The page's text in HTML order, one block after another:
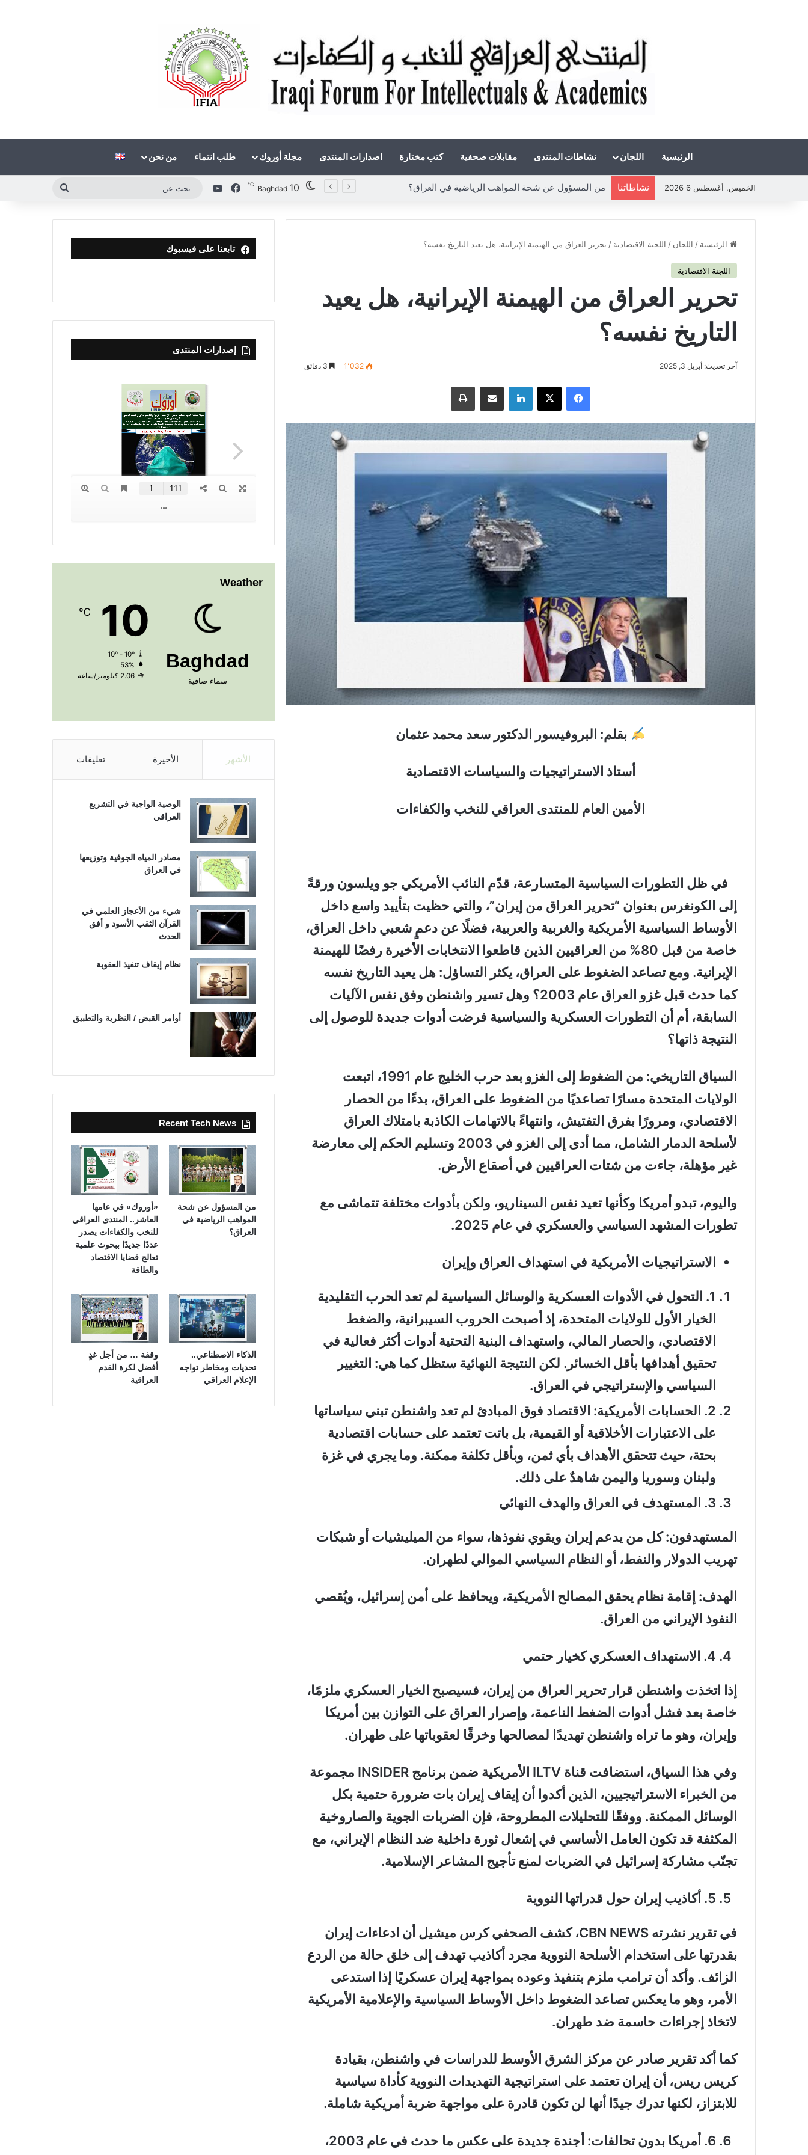
الرئيسية اللجان نشاطات المنتدى مقابلات صحفية كتب مختارة اصدارات المنتدى مجلة أوروك طلب انتماء من نحن
الخميس, أغسطس 6 2026 نشاطاتنا Baghdad 10
℃ فيسبوك‫YouTube
الرئيسية / اللجان / اللجنة الاقتصادية / تحرير العراق من الهيمنة الإيرانية، هل يعيد التاريخ نفسه؟
اللجنة الاقتصادية
تحرير العراق من الهيمنة الإيرانية، هل يعيد
التاريخ نفسه؟
آخر تحديث: أبريل 3, 2025 1٬032
فيسبوك لينكدإن
بقلم: البروفيسور الدكتور سعد محمد عثمان
أستاذ الاستراتيجيات والسياسات الاقتصادية
المين العام للمنتدى العراقي للنخب والكفاءات
في ظل التطورات السياسية المتسارعة، قدّم النائب الأمريكي جو ويلسون ورقةً
إلى الكونغرس بعنوان “تحرير العراق من إيران”، والتي حظيت بتأييد واسع داخل
الأوساط السياسية الأمريكية والغربية والعربية، فضلًا عن دعمٍ شعبي داخل العراق،
خاصة من قبل 80% من العراقيين الذين قاطعوا الانتخابات الأخيرة رفضًا للهيمنة
الإيرانية. ومع تصاعد الضغوط على العراق، يكثر التساؤل: هل يعيد التاريخ نفسه
كما حدث قبل غزو العراق عام 2003؟ وهل تسير واشنطن وفق نفس الآليات
السابقة، أم أن التطورات العسكرية والسياسية فرضت أدوات جديدة للوصول إلى
النتيجة ذاتها؟
السياق التاريخي: من الضغوط إلى الغزو بعد حرب الخليج عام 1991، اتبعت
الولايات المتحدة مسارًا تصاعديًا من الضغوط على العراق، بدءًا من الحصار
الاقتصادي، ومرورًا بفرق التفتيش، وانتهاءً بالاتهامات الكاذبة بامتلاك العراق
لأسلحة الدمار الشامل، مما أدى إلى الغزو في 2003 وتسليم الحكم إلى معارضة
غير مؤهلة، جاءت من شتات العراقيين في أصقاع الأرض.
واليوم، تبدو أمريكا وكأنها تعيد نفس السيناريو، ولكن بأدوات مختلفة تتماشى مع
تطورات المشهد السياسي والعسكري في عام 2025
.
الاستراتيجيات الأمريكية في استهداف العراق وإيران
1
. التحول في الأدوات العسكرية والوسائل السياسية لم تعد الحرب التقليدية
الخيار الأول للولايات المتحدة، إذ أصبحت الحروب السيبرانية، والضغط
الاقتصادي، والحصار المالي، واستهداف البنية التحتية أدوات أكثر فعالية في
تحقيق أهدافها بأقل الخسائر. لكن النتيجة النهائية ستظل كما هي: التغيير
السياسي والإستراتيجي في العراق.
2
. الحسابات الأمريكية: الاقتصاد فوق المبادئ لم تعد واشنطن تبني سياساتها
على الاعتبارات الأخلاقية أو القيمية، بل باتت تعتمد على حسابات اقتصادية
بحتة، حيث تتحقق الأهداف بأي ثمن، وبأقل تكلفة ممكنة. وما يجري في غزة
ولبنان وسوريا واليمن شاهدٌ على ذلك.
3
. المستهدف في العراق والهدف النهائي
المستهدفون: كل من يدعم إيران ويقوي نفوذها، سواء من الميليشيات أو شبكات
تهريب الدولار والنفط، أو النظام السياسي الموالي لطهران.
الهدف: إقامة نظام يحقق المصالح الأمريكية، ويحافظ على أمن إسرائيل، ويُقصي
النفوذ الإيراني من العراق.
4
. الاستهداف العسكري كخيار حتمي
إذا اتخذت واشنطن قرار تحرير العراق من إيران، فسيصبح الخيار العسكري ملزمًا،
خاصة بعد فشل أدوات الضغط الناعمة، وإصرار العراق على التوازن بين أمريكا
وإيران، وهو ما تراه واشنطن تهديدًا لمصالحها وخرقًا لعقوباتها على طهران.
وفي هذا السياق، استضافت قناة الأمريكية ضمن برنامج
مجموعة
من الخبراء الاستراتيجيين، الذين أكدوا أن إيقاف إيران بات ضرورة حتمية بكل
الوسائل الممكنة. ووفقًا للتحليلات المطروحة، فإن الضربات الجوية والصاروخية
المكثفة قد تكون العامل الأساسي في إشعال ثورة داخلية ضد النظام الإيراني، مع
تجنّب مشاركة إسرائيل في الضربات لمنع تأجيج المشاعر الإسلامية.
5
. أكاذيب إيران حول قدراتها النووية
في تقرير نشرته
، كشف الصحفي كرس ميشيل أن ادعاءات إيران
بقدرتها على استخدام الأسلحة النووية مجرد أكاذيب تهدف إلى خلق حالة من الردع
الزائف. وأكد أن ترامب ملزم بتنفيذ وعوده بمواجهة إيران عسكريًا إذا استدعى
الأمر، وهو ما يعكس تصاعد الضغوط داخل الأوساط السياسية والإعلامية الأمريكية
لاتخاذ إجراءات حاسمة ضد طهران.
كما أكد تقرير صادر عن مركز الشرق الأوسط للدراسات في واشنطن، بقيادة
كريس ريس، أن إيران تعتمد على استراتيجية التهديدات النووية كأداة سياسية
للابتزاز، لكنها تدرك جيدًا أنها لن تكون قادرة على مواجهة ضربة أمريكية شاملة.
6
. أمريكا بدون تحالفات: أجندة جديدة على عكس ما حدث في عام 2003،
تابعنا على فيسبوك
إصدارات المنتدى
Weather
Baghdad
سماء صافية
10
℃
10º - 10º
53%
2.06 كيلومتر/ساعة
الأشهر الأخيرة تعليقات
الوصية الواجبة في التشريع
العراقي
مصادر المياه الجوفية وتوزيعها
في العراق
شيء من الأعجاز العلمي في
القرآن الثقب الأسود و أفق
الحدث
نظام إيقاف تنفيذ العقوبة
أوامر القبض / النظرية والتطبيق
Recent Tech News
من المسؤول عن شحة
المواهب الرياضية في
العراق؟
«أوروك» في عامها
العاشر.. المنتدى العراقي
للنخب والكفاءات يصدر
عددًا جديدًا ببحوث علمية
تعالج قضايا الاقتصاد
والطاقة
الذكاء الاصطناعي..
تحديات ومخاطر تواجه
الإعلام العراقي
وقفة … من أجل غدٍ
أفضل لكرة القدم
العراقية